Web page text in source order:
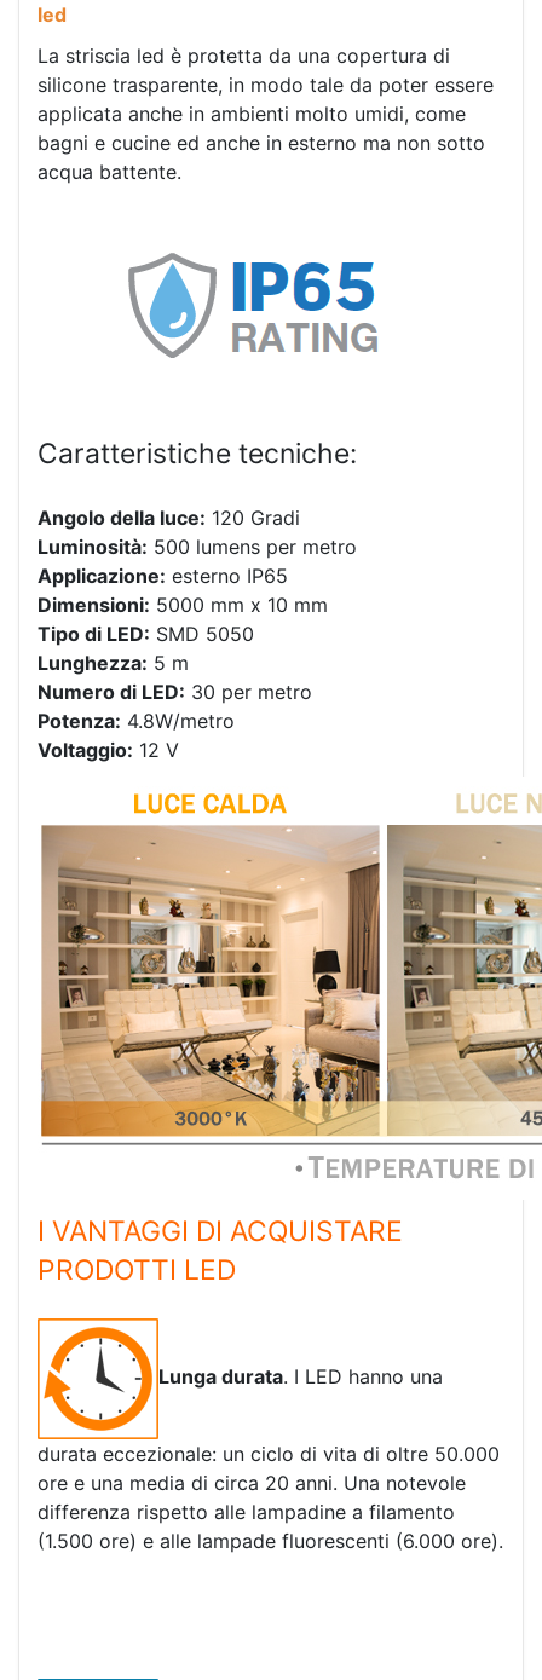
led
La striscia led è protetta da una copertura di
silicone trasparente, in modo tale da poter essere
applicata anche in ambienti molto umidi, come
bagni e cucine ed anche in esterno ma non sotto
acqua battente.
Caratteristiche tecniche:
Angolo della luce: 120 Gradi
Luminosità: 500 lumens per metro
Applicazione: esterno IP65
Dimensioni: 5000 mm x 10 mm
Tipo di LED: SMD 5050
Lunghezza: 5 m
Numero di LED: 30 per metro
Potenza: 4.8W/metro
Voltaggio: 12 V
I VANTAGGI DI ACQUISTARE
PRODOTTI LED
Lunga durata. I LED hanno una
durata eccezionale: un ciclo di vita di oltre 50.000
ore e una media di circa 20 anni. Una notevole
differenza rispetto alle lampadine a filamento
(1.500 ore) e alle lampade fluorescenti (6.000 ore).